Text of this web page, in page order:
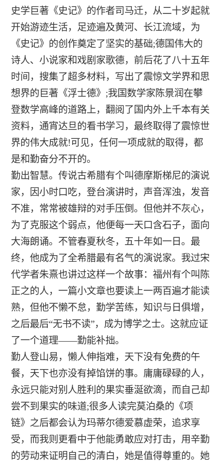
史学巨著《史记》的作者司马迁，从二十岁起就
开始游迹生活，足迹遍及黄河、长江流域，为
《史记》的创作奠定了坚实的基础;德国伟大的
诗人、小说家和戏剧家歌德，前后花了八十五年
时间，搜集了超多材料，写出了震惊文学界和思
想界的巨著《浮士德》;我国数学家陈景润在攀
登数学高峰的道路上，翻阅了国内外上千本有关
资料，通宵达旦的看书学习，最终取得了震惊世
界的伟大成就!可见，任何一项成就的取得，都
是和勤奋分不开的。
勤出智慧。传说古希腊有个叫德摩斯梯尼的演说
家，因小时口吃，登台演讲时，声音浑浊，发音
不准，常常被雄辩的对手压倒。但他并不灰心，
为了克服这个弱点，他便每一天口含石子，面向
大海朗诵。不管春夏秋冬，五十年如一日。最
终，他成为了全希腊最有名气的演说家。我过宋
代学者朱熹也讲过这样一个故事：福州有个叫陈
正之的人，一篇小文章也要读上一两百遍才能读
熟，但他不懒不怠，勤学苦练，知识与日俱增，
之后最后“无书不读”，成为博学之士。这就应证
了一个道理——勤能补拙。
勤人登山易，懒人伸指难，天下没有免费的午
餐，天下也亦没有掉馅饼的事。庸庸碌碌的人，
永远只能对别人胜利的果实垂涎欲滴，而自己却
尝不到果实的味道;很多人读完莫泊桑的《项
链》之后都会认为玛蒂尔德爱慕虚荣，追求享
受，而我则更看中于他能勇敢应对打击，用辛勤
的劳动来证明自己的清白，她是值得尊重的。她